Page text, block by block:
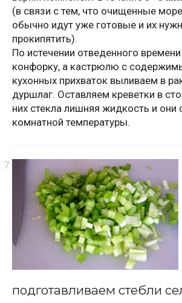
(в связи с тем, что очищенные
обычно идут уже готовые и их
прокипятить).
По истечении отведенного
конфорку, а кастрюлю с
кухонных прихваток выливаем в
дуршлаг. Оставляем креветки в
них стекла лишняя жидкость и они
комнатной температуры.
подготавливаем стебли